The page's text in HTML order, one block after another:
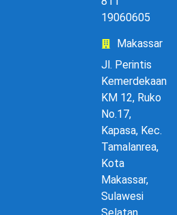
19060605
Makassar
Jl. Perintis
Kemerdekaan
KM 12, Ruko
No.17,
Kapasa, Kec.
Tamalanrea,
Kota
Makassar,
Sulawesi